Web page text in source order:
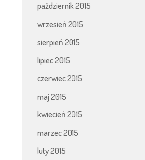
październik 2015
wrzesień 2015
sierpień 2015
lipiec 2015
czerwiec 2015
maj 2015
kwiecień 2015
marzec 2015
luty 2015